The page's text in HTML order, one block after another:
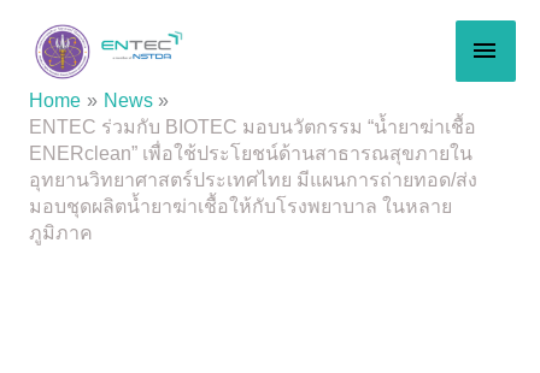
content
Home
News
ENTEC ร่วมกับ BIOTEC มอบนวัตกรรม “น้ำยาฆ่าเชื้อ
ENERclean” เพื่อใช้ประโยชน์ด้านสาธารณสุขภายใน
อุทยานวิทยาศาสตร์ประเทศไทย มีแผนการถ่ายทอด/ส่ง
มอบชุดผลิตน้ำยาฆ่าเชื้อให้กับโรงพยาบาล ในหลาย
ภูมิภาค